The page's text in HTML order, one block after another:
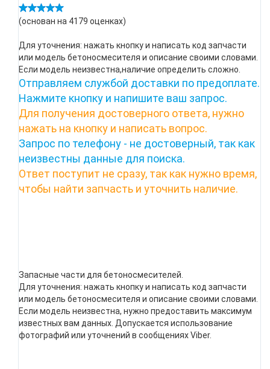
(основан на 4179 оценках)
Для уточнения: нажать кнопку и написать код запчасти
или модель бетоносмесителя и описание своими словами.
Если модель неизвестна,наличие определить сложно.
Отправляем службой доставки по предоплате.
Нажмите кнопку и напишите ваш запрос.
Для получения достоверного ответа, нужно
нажать на кнопку и написать вопрос.
Запрос по телефону - не достоверный, так как
неизвестны данные для поиска.
Ответ поступит не сразу, так как нужно время,
чтобы найти запчасть и уточнить наличие.
Запасные части для бетоносмесителей.
Для уточнения: нажать кнопку и написать код запчасти
или модель бетоносмесителя и описание своими словами.
Если модель неизвестна, нужно предоставить максимум
известных вам данных. Допускается использование
фотографий или уточнений в сообщениях Viber.